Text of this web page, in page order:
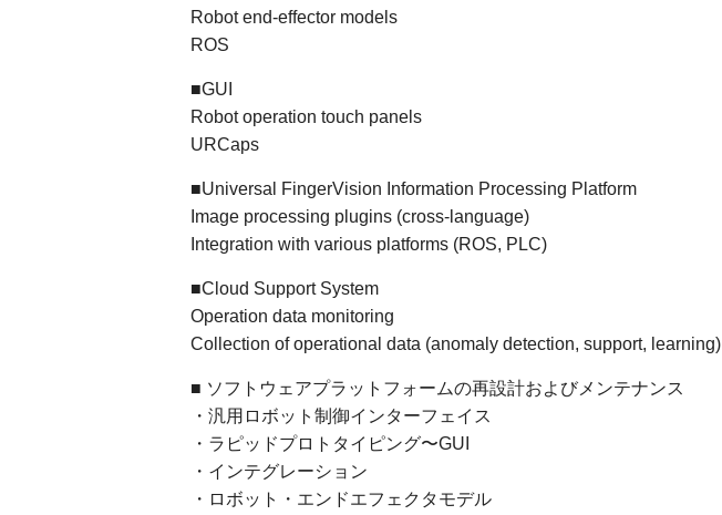
Robot end-effector models
ROS
■GUI
Robot operation touch panels
URCaps
■Universal FingerVision Information Processing Platform
Image processing plugins (cross-language)
Integration with various platforms (ROS, PLC)
■Cloud Support System
Operation data monitoring
Collection of operational data (anomaly detection, support, learning)
■ ソフトウェアプラットフォームの再設計およびメンテナンス
・汎用ロボット制御インターフェイス
・ラピッドプロトタイピング〜GUI
・インテグレーション
・ロボット・エンドエフェクタモデル